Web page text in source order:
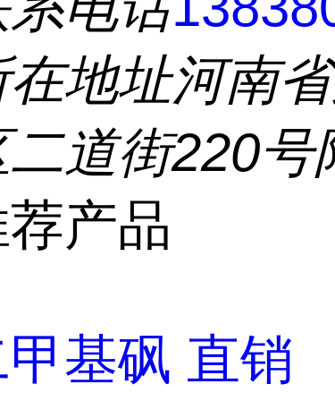
在地址河南
二道街220号
产品
基砜 直销